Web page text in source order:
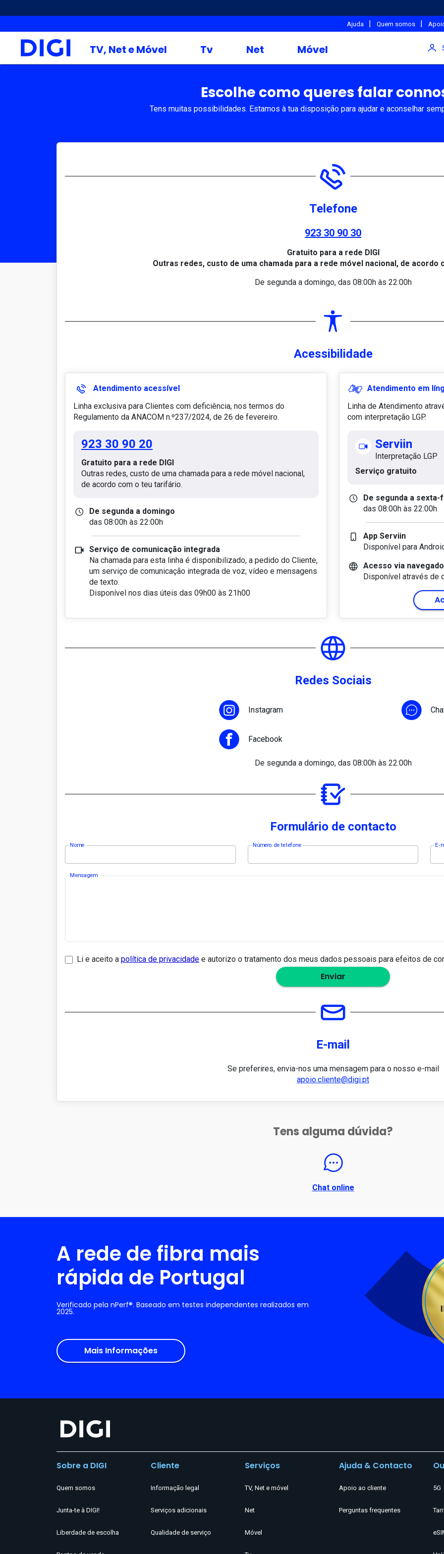
Ajuda | Quem somos |
TV, Net e Móvel Tv Net Móvel
Escolhe como queres falar
Tens muitas possibilidades. Estamos à tua disposição para ajudar e aconselhar
Telefone
923 30 90 30
Gratuito para a rede DIGI
Outras redes, custo de uma chamada para a rede móvel nacional, de
De segunda a domingo, das 08:00h às 22:00h
Acessibilidade
Atendimento acessível
Linha exclusiva para Clientes com deficiência, nos termos do
Regulamento da ANACOM n.º237/2024, de 26 de fevereiro.
923 30 90 20
Gratuito para a rede DIGI
Outras redes, custo de uma chamada para a rede móvel nacional,
de acordo com o teu tarifário.
De segunda a domingo
das 08:00h às 22:00h
Serviço de comunicação integrada
Na chamada para esta linha é disponibilizado, a pedido do Cliente,
um serviço de comunicação integrada de voz, vídeo e mensagens
de texto.
Disponível nos dias úteis das 09h00 às 21h00
Atendimento em
Linha de Atendimento
com interpretação LGP.
Serviin
Interpretação LGP
Serviço gratuito
De segunda a sexta-
das 08:00h às 22:00h
App Serviin
Disponível para
Acesso via
Disponível através de
Redes Sociais
Instagram
Facebook
De segunda a domingo, das 08:00h às 22:00h
Formulário de contacto
Nome Número de telefone E-
Mensagem
Li e aceito a política de privacidade e autorizo o tratamento dos meus dados pessoais para efeitos de
Enviar
E-mail
Se preferires, envia-nos uma mensagem para o nosso e-mail
apoio.cliente@digi.pt
Tens alguma dúvida?
Chat online
A rede de fibra mais
rápida de Portugal
Verificado pela nPerf®. Baseado em testes independentes realizados em
2025.
Mais Informações
Sobre a DIGI
Quem somos
Junta-te à DIGI!
Liberdade de escolha
Cliente
Informação legal
Serviços adicionais
Qualidade de serviço
Serviços
TV, Net e móvel
Net
Móvel
Ajuda & Contacto
Apoio ao cliente
Perguntas frequentes
5G